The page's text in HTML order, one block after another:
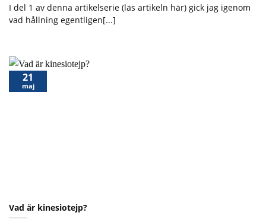
I del 1 av denna artikelserie (läs artikeln här) gick jag igenom
vad hållning egentligen[...]
Vad är kinesiotejp?
21
maj